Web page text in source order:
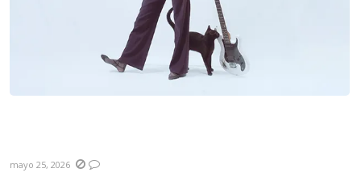
mayo 25, 2026